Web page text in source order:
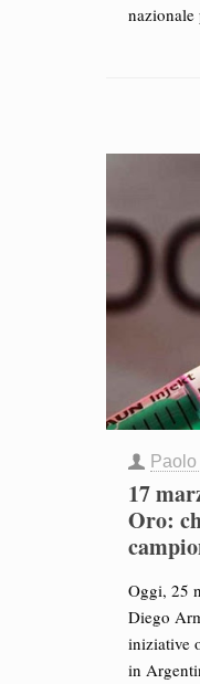
17
Oro:
Oggi, 25
Diego
iniziative
in